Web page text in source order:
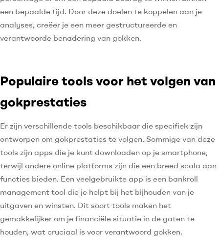
een bepaalde tijd. Door deze doelen te koppelen aan je
analyses, creëer je een meer gestructureerde en
verantwoorde benadering van gokken.
Populaire tools voor het volgen van
gokprestaties
Er zijn verschillende tools beschikbaar die specifiek zijn
ontworpen om gokprestaties te volgen. Sommige van deze
tools zijn apps die je kunt downloaden op je smartphone,
terwijl andere online platforms zijn die een breed scala aan
functies bieden. Een veelgebruikte app is een bankroll
management tool die je helpt bij het bijhouden van je
uitgaven en winsten. Dit soort tools maken het
gemakkelijker om je financiële situatie in de gaten te
houden, wat cruciaal is voor verantwoord gokken.